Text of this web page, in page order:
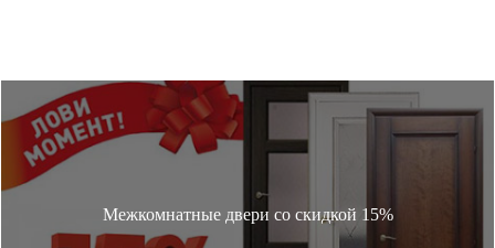
Межкомнатные двери со скидкой 15%